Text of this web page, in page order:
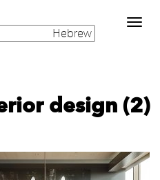
Toggle
navigation
design (2)